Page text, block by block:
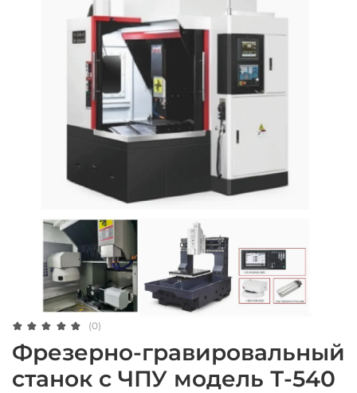
(0)
Фрезерно-гравировальный
станок с ЧПУ модель Т-540